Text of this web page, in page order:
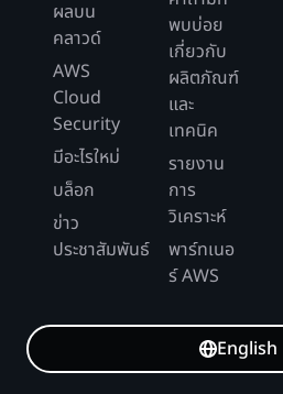
ผลบน
คลาวด์
AWS
Cloud
Security
มีอะไรใหม่
บล็อก
ข่าว
ประชาสัมพันธ์
พบบ่อย
เกี่ยวกับ
ผลิตภัณฑ์
และ
เทคนิค
รายงาน
การ
วิเคราะห์
พาร์ทเนอ
ร์ AWS
English